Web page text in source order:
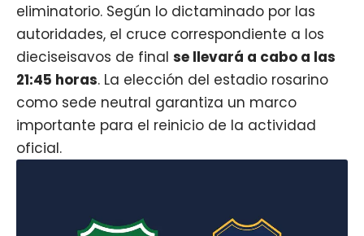
eliminatorio. Según lo dictaminado por las
autoridades, el cruce correspondiente a los
dieciseisavos de final se llevará a cabo a las
21:45 horas. La elección del estadio rosarino
como sede neutral garantiza un marco
importante para el reinicio de la actividad
oficial.